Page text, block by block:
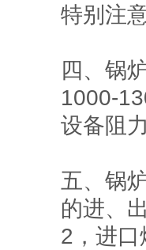
特别注
四、锅
1000-
设备阻
五、锅
的进、
2，进